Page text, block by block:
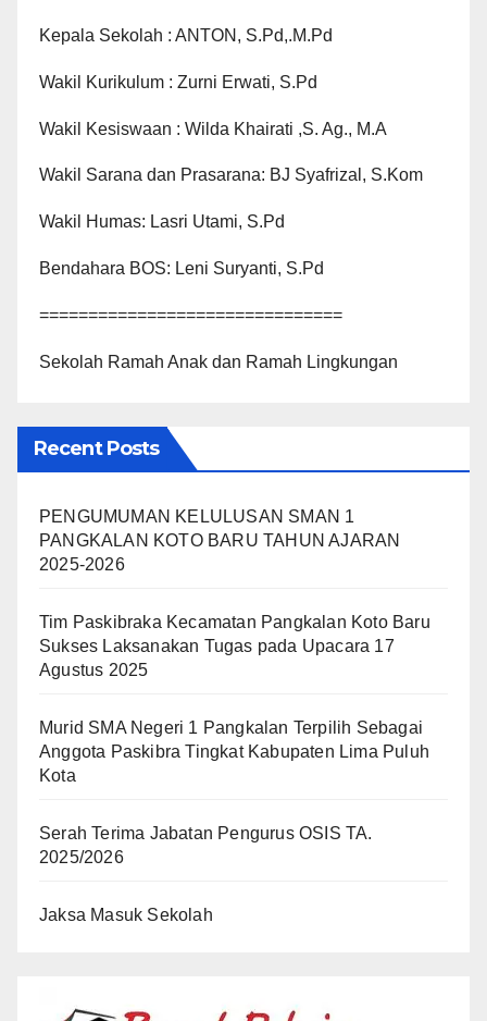
Kepala Sekolah : ANTON, S.Pd,.M.Pd
Wakil Kurikulum : Zurni Erwati, S.Pd
Wakil Kesiswaan : Wilda Khairati ,S. Ag., M.A
Wakil Sarana dan Prasarana: BJ Syafrizal, S.Kom
Wakil Humas: Lasri Utami, S.Pd
Bendahara BOS: Leni Suryanti, S.Pd
===============================
Sekolah Ramah Anak dan Ramah Lingkungan
Recent Posts
PENGUMUMAN KELULUSAN SMAN 1
PANGKALAN KOTO BARU TAHUN AJARAN
2025-2026
Tim Paskibraka Kecamatan Pangkalan Koto Baru
Sukses Laksanakan Tugas pada Upacara 17
Agustus 2025
Murid SMA Negeri 1 Pangkalan Terpilih Sebagai
Anggota Paskibra Tingkat Kabupaten Lima Puluh
Kota
Serah Terima Jabatan Pengurus OSIS TA.
2025/2026
Jaksa Masuk Sekolah